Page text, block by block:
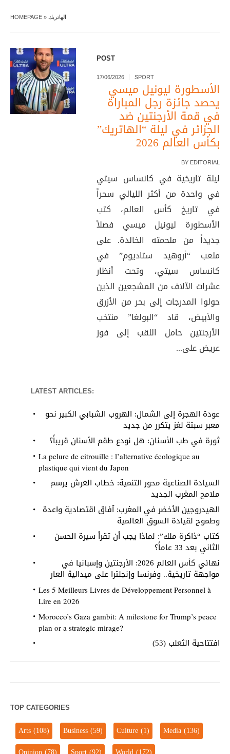
HOMEPAGE » الهاتريك
POST
17/06/2026 SPORT
الأسطورة ليونيل ميسي
يحصد جائزة رجل المباراة
في قمة الأرجنتين ضد
الجزائر في ليلة “الهاتريك”
بكأس العالم 2026
BY EDITORIAL
ليلة تاريخية في كانساس سيتي
في واحدة من أكثر الليالي سحراً
في تاريخ كأس العالم، كتب
الأسطورة ليونيل ميسي فصلاً
جديداً من ملحمته الخالدة. على
ملعب “أروهيد ستاديوم” في
كانساس سيتي، وتحت أنظار
عشرات الآلاف من المشجعين الذين
حولوا المدرجات إلى بحر من الأزرق
والأبيض، قاد “البولغا” منتخب
الأرجنتين حامل اللقب إلى فوز
عريض على...
LATEST ARTICLES:
عودة الهجرة إلى الشمال: الهروب الشبابي الكبير نحو
معبر سبتة لغز يتكرر من جديد
ثورة في طب الأسنان: هل نودع طقم الأسنان قريباً؟
La pelure de citrouille : l’alternative écologique au
plastique qui vient du Japon
السيادة الصناعية محور التنمية: خطاب العرش يرسم
ملامح المغرب الجديد
الهيدروجين الأخضر في المغرب: آفاق اقتصادية واعدة
وطموح لقيادة السوق العالمية
كتاب “ذاكرة ملك”: لماذا يجب أن تقرأ سيرة الحسن
الثاني بعد 33 عاماً؟
نهائي كأس العالم 2026: الأرجنتين وإسبانيا في
مواجهة تاريخية.. وفرنسا وإنجلترا على ميدالية العار
Les 5 Meilleurs Livres de Développement Personnel à
Lire en 2026
Morocco’s Gaza gambit: A milestone for Trump’s peace
plan or a strategic mirage?
افتتاحية الثعلب (53)
TOP CATEGORIES
Arts(108) Business(59) Culture(1) Media(136)